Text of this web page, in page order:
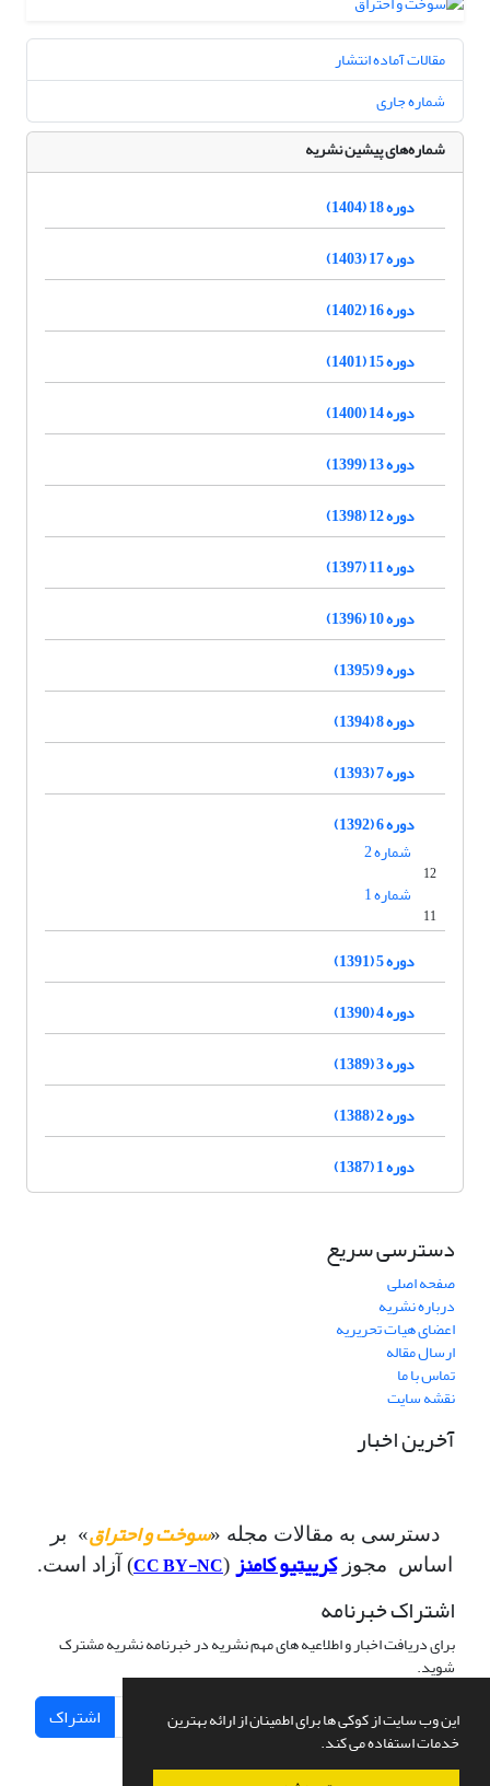
این وب سایت از کوکی ها برای اطمینان از ارائه بهترین
خدمات استفاده می کند.
مقالات آماده انتشار
شماره جاری
شماره‌های پیشین نشریه
دوره 18 (1404)
دوره 17 (1403)
دوره 16 (1402)
دوره 15 (1401)
دوره 14 (1400)
دوره 13 (1399)
دوره 12 (1398)
دوره 11 (1397)
دوره 10 (1396)
دوره 9 (1395)
دوره 8 (1394)
دوره 7 (1393)
دوره 6 (1392)
شماره 2
12
شماره 1
11
دوره 5 (1391)
دوره 4 (1390)
دوره 3 (1389)
دوره 2 (1388)
دوره 1 (1387)
دسترسی سریع
صفحه اصلی
درباره نشریه
اعضای هیات تحریریه
ارسال مقاله
تماس با ما
نقشه سایت
آخرین اخبار
دسترسی به مقالات مجله «سوخت و احتراق» بر
اساس مجوزکرییتیو کامنز (
CC BY-NC) آزاد است.
اشتراک خبرنامه
برای دریافت اخبار و اطلاعیه های مهم نشریه در خبرنامه نشریه مشترک
شوید.
اشتراک